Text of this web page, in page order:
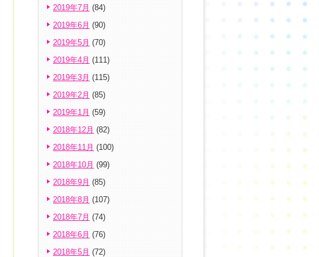
2019年7月 (84)
2019年6月 (90)
2019年5月 (70)
2019年4月 (111)
2019年3月 (115)
2019年2月 (85)
2019年1月 (59)
2018年12月 (82)
2018年11月 (100)
2018年10月 (99)
2018年9月 (85)
2018年8月 (107)
2018年7月 (74)
2018年6月 (76)
2018年5月 (72)